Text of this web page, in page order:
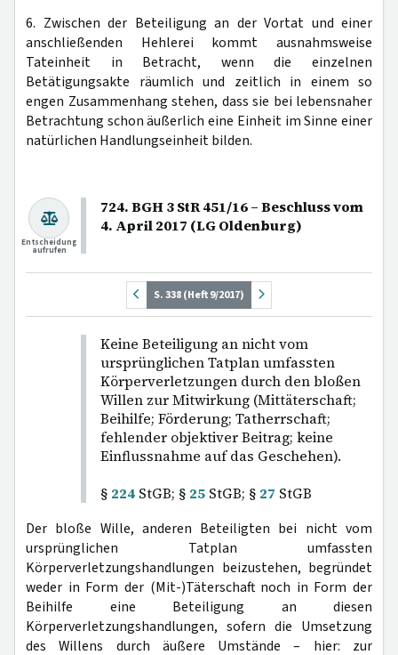
6. Zwischen der Beteiligung an der Vortat und einer
anschließenden Hehlerei kommt ausnahmsweise
Tateinheit in Betracht, wenn die einzelnen
Betätigungsakte räumlich und zeitlich in einem so
engen Zusammenhang stehen, dass sie bei lebensnaher
Betrachtung schon äußerlich eine Einheit im Sinne einer
natürlichen Handlungseinheit bilden.
724. BGH 3 StR 451/16 – Beschluss vom
4. April 2017 (LG Oldenburg)
Entscheidung
aufrufen
S. 338 (Heft 9/2017)
Keine Beteiligung an nicht vom
ursprünglichen Tatplan umfassten
Körperverletzungen durch den bloßen
Willen zur Mitwirkung (Mittäterschaft;
Beihilfe; Förderung; Tatherrschaft;
fehlender objektiver Beitrag; keine
Einflussnahme auf das Geschehen).
§ 224 StGB; § 25 StGB; § 27 StGB
Der bloße Wille, anderen Beteiligten bei nicht vom
ursprünglichen Tatplan umfassten
Körperverletzungshandlungen beizustehen, begründet
weder in Form der (Mit-)Täterschaft noch in Form der
Beihilfe eine Beteiligung an diesen
Körperverletzungshandlungen, sofern die Umsetzung
des Willens durch äußere Umstände – hier: zur